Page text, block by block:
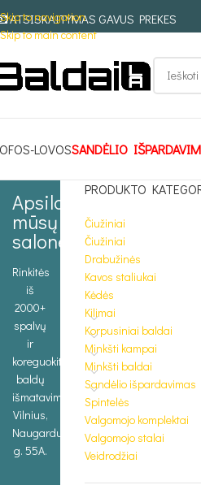
Skip to navigation
Skip to main content
ATSISKAITYMAS GAVUS PREKES
LOVOSSANDĖLIO
Apsilankykite
mūsų
salone
Rinkitės
iš
2000+
spalvų
ir
koreguokite
baldų
išmatavimus.
Vilnius,
Naugarduko
g. 55A.
PRODUKTO
Čiužiniai
Čiužiniai
Drabužinės
Kavos staliukai
Kėdės
Kilimai
Korpusiniai baldai
Minkšti kampai
Minkšti baldai
Sandėlio išpardavimas
Spintelės
Valgomojo komplektai
Valgomojo stalai
Veidrodžiai